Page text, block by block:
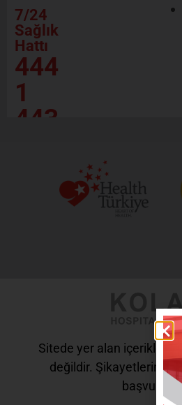
7/24
Sağlık
Hattı
444
1
443
Sitede yer alan içerikler
değildir. Şikayetleriniz